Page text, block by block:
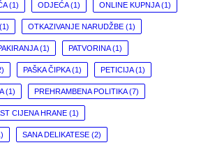
(1) ODJEĆA(1) ONLINE KUPNJA(1)
OTKAZIVANJE NARUDŽBE (1)
(1) PATVORINA(1)
PAŠKA ČIPKA(1) PETICIJA(1)
(1) PREHRAMBENA POLITIKA(7)
CIJENA HRANE (1)
SANA DELIKATESE (2)